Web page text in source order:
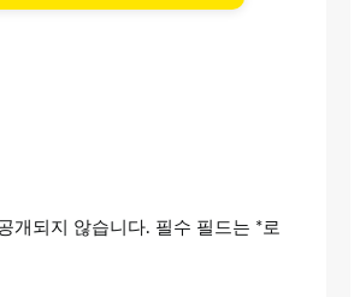
개되지 않습니다. 필수 필드는 *로